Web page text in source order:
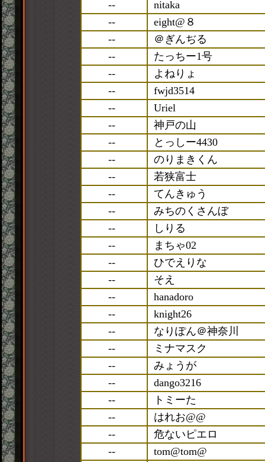
--
nitaka
--
eight@８
--
＠ぎんぢる
--
たっちー1号
--
よねりょ
--
fwjd3514
--
Uriel
--
神戸の山
--
とっしー4430
--
のりまきくん
--
若狭富士
--
てんきゅう
--
みちのくさんぼ
--
しりる
--
まちゃ02
--
ひでえりな
--
そえ
--
hanadoro
--
knight26
--
なりぽん＠神奈川
--
ミナマスク
--
みょうが
--
dango3216
--
トミーた
--
はれお@@
--
危ないピエロ
--
tom@tom@